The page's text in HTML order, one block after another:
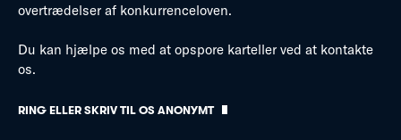
overtrædelser af konkurrenceloven.
Du kan hjælpe os med at opspore karteller ved at kontakte
os.
RING ELLER SKRIV TIL OS ANONYMT